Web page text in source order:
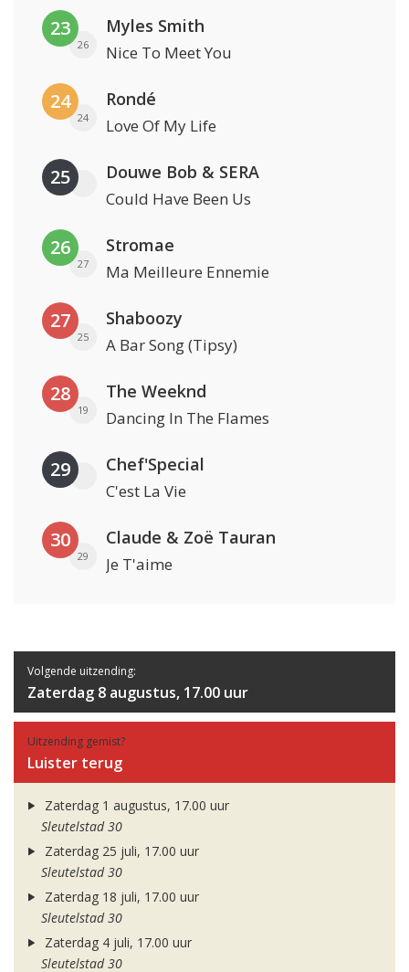
23
26
Myles Smith
Nice To Meet You
24
24
Rondé
Love Of My Life
25 Douwe Bob & SERA
Could Have Been Us
26
27
Stromae
Ma Meilleure Ennemie
27
25
Shaboozy
A Bar Song (Tipsy)
28
19
The Weeknd
Dancing In The Flames
29 Chef'Special
C'est La Vie
30
29
Claude & Zoë Tauran
Je T'aime
Volgende uitzending:
Zaterdag 8 augustus, 17.00 uur
Uitzending gemist?
Luister terug
Zaterdag 1 augustus, 17.00 uur
Sleutelstad 30
Zaterdag 25 juli, 17.00 uur
Sleutelstad 30
Zaterdag 18 juli, 17.00 uur
Sleutelstad 30
Zaterdag 4 juli, 17.00 uur
Sleutelstad 30